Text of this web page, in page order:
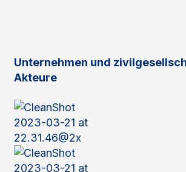
Unternehmen und
Akteure